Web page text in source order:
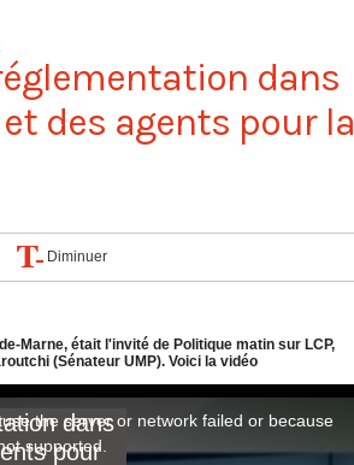
dans
des agents pour la
Diminuer
Marne, était l'invité de Politique matin sur LCP,
(Sénateur UMP). Voici la vidéo